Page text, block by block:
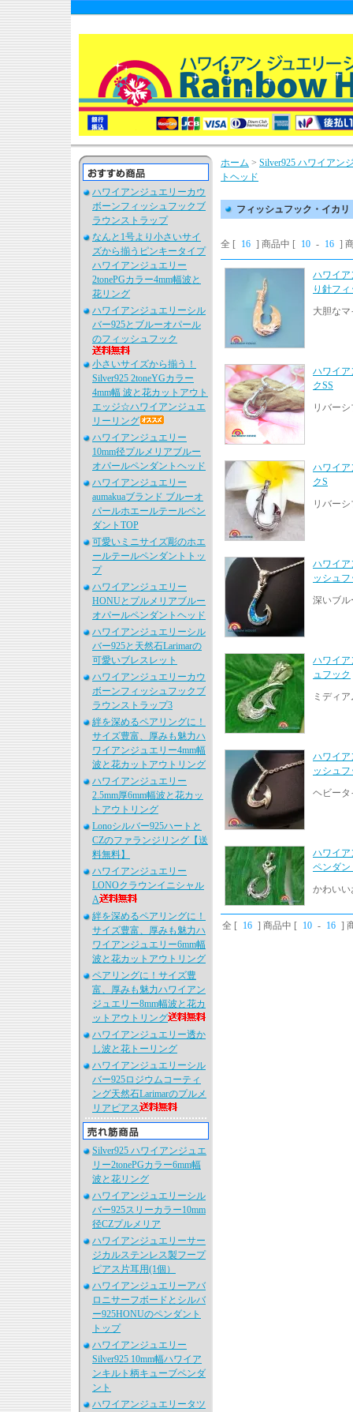
ハワイアンジュエリーカウ
ボーンフィッシュフックブ
ラウンストラップ
なんと1号より小さいサイ
ズから揃うピンキータイプ
ハワイアンジュエリー
2tonePGカラー4mm幅波と
花リング
ハワイアンジュエリーシル
バー925とブルーオパール
のフィッシュフック
小さいサイズから揃う！
Silver925 2toneYGカラー
4mm幅 波と花カットアウト
エッジ☆ハワイアンジュエ
リーリング
ハワイアンジュエリー
10mm径プルメリアブルー
オパールペンダントヘッド
ハワイアンジュエリー
aumakuaブランド ブルーオ
パールホエールテールペン
ダントTOP
可愛いミニサイズ彫のホエ
ールテールペンダントトッ
プ
ハワイアンジュエリー
HONUとプルメリアブルー
オパールペンダントヘッド
ハワイアンジュエリーシル
バー925と天然石Larimarの
可愛いブレスレット
ハワイアンジュエリーカウ
ボーンフィッシュフックブ
ラウンストラップ3
絆を深めるペアリングに！
サイズ豊富、厚みも魅力ハ
ワイアンジュエリー4mm幅
波と花カットアウトリング
ハワイアンジュエリー
2.5mm厚6mm幅波と花カッ
トアウトリング
Lonoシルバー925ハートと
CZのファランジリング【送
料無料】
ハワイアンジュエリー
LONOクラウンイニシャル
A
絆を深めるペアリングに！
サイズ豊富、厚みも魅力ハ
ワイアンジュエリー6mm幅
波と花カットアウトリング
ペアリングに！サイズ豊
富、厚みも魅力ハワイアン
ジュエリー8mm幅波と花カ
ットアウトリング
ハワイアンジュエリー透か
し波と花トーリング
ハワイアンジュエリーシル
バー925ロジウムコーティ
ング天然石Larimarのプルメ
リアピアス
Silver925 ハワイアンジュエ
リー2tonePGカラー6mm幅
波と花リング
ハワイアンジュエリーシル
バー925スリーカラー10mm
径CZプルメリア
ハワイアンジュエリーサー
ジカルステンレス製フープ
ピアス片耳用(1個）
ハワイアンジュエリーアバ
ロニサーフボードとシルバ
ー925HONUのペンダント
トップ
ハワイアンジュエリー
Silver925 10mm幅ハワイア
ンキルト柄キューブペンダ
ント
ハワイアンジュエリータツ
ホーム > Silver925 ハワイアン
トヘッド
フィッシュフック・イカ
全 [ 16 ] 商品中 [ 10 - 16 ]
ハワイア
り針フ
大胆な
ハワイア
クSS
リバー
ハワイア
クS
リバー
ハワイア
ッシュ
深いブ
ハワイア
ュフック
ミディ
ハワイ
ッシュ
ヘビータ
ハワイア
ペンダン
かわいい
全 [ 16 ] 商品中 [ 10 - 16 ]